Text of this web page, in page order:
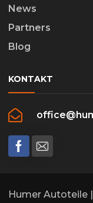
News
Partners
Blog
KONTAKT
Humer Autoteile